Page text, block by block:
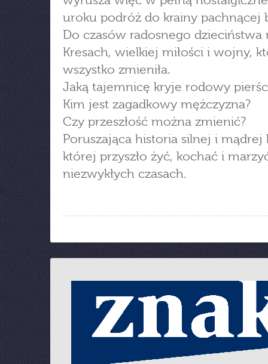
uroku podróż do krainy pachnącej
Do czasów radosnego dzieciństwa
Kresach, wielkiej miłości i wojny,
wszystko zmieniła.
Jaką tajemnicę kryje rodowy
Kim jest zagadkowy mężczyzna?
Czy przeszłość można zmienić?
Poruszająca historia silnej i mądrej
której przyszło żyć, kochać i
niezwykłych czasach.